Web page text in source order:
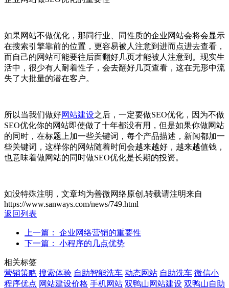
如果网站不做优化，那同行业、同性质的企业网站会将会显示
在搜索引擎靠前的位置，更容易被人注意到进而点进去查看，
而自己的网站可能要往后面翻好几页才能被人注意到。现实生
活中，很少有人耐着性子，会去翻好几页查看，这在无形中流
失了大批量的潜在客户。
所以当我们做好网站建设之后，一定要做SEO优化，因为不做
SEO优化你的网站即使做了十年都没有用，但是如果你做网站
的同时，在标题上加一些关键词，每个产品描述，新闻都加一
些关键词，这样你的网站随着时间会越来越好，越来越值钱，
也意味着做网站的同时做SEO优化是长期的投资。
如没特殊注明，文章均为善微网络原创,转载请注明来自
https://www.sanways.com/news/749.html
返回列表
上一篇： 企业网络营销的重要性
下一篇： 小程序的几点优势
相关标签
营销策略 搜索体验 自助智能洗车 动态网站 自助洗车 微信小
程序优点 网站建设价格 手机网站 双鸭山网站建设 双鸭山自助